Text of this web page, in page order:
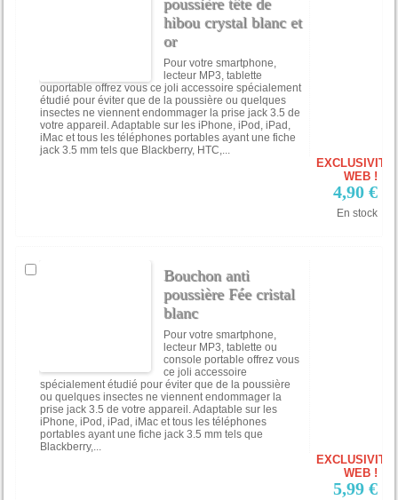
hibou crystal blanc et
or
Pour votre smartphone,
lecteur MP3, tablette
ouportable offrez vous ce joli accessoire spécialement
étudié pour éviter que de la poussière ou quelques
insectes ne viennent endommager la prise jack 3.5 de
votre appareil. Adaptable sur les iPhone, iPod, iPad,
iMac et tous les téléphones portables ayant une fiche
jack 3.5 mm tels que Blackberry, HTC,...
EXCLUSIVITÉ
WEB !
4,90 €
En stock
Bouchon anti
poussière Fée cristal
blanc
Pour votre smartphone,
lecteur MP3, tablette ou
console portable offrez vous
ce joli accessoire
spécialement étudié pour éviter que de la poussière
ou quelques insectes ne viennent endommager la
prise jack 3.5 de votre appareil. Adaptable sur les
iPhone, iPod, iPad, iMac et tous les téléphones
portables ayant une fiche jack 3.5 mm tels que
Blackberry,...
EXCLUSIVITÉ
WEB !
5,99 €